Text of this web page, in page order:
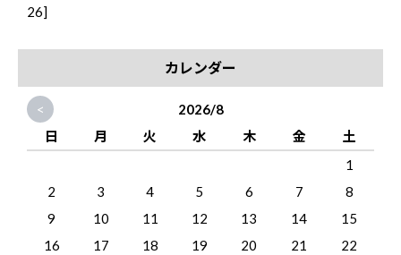
26]
カレンダー
<
2026/8
日
月 火 水 木 金
土
1
2
3 4 5 6 7
8
9
10 11 12 13 14
15
16
17 18 19 20 21
22